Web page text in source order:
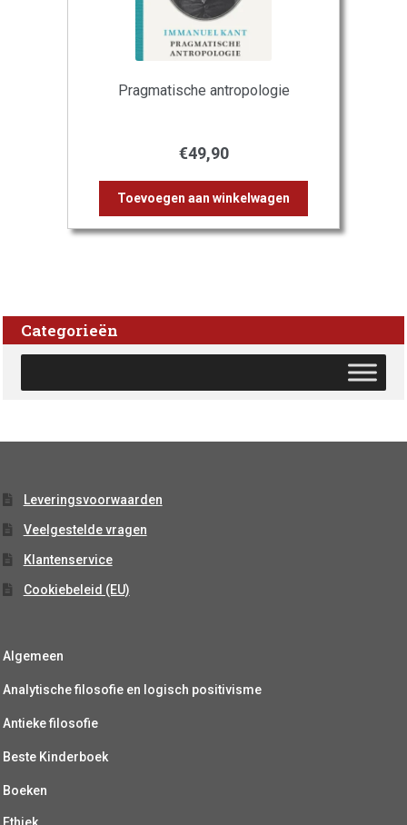
Pragmatische antropologie
€49,90
Toevoegen aan winkelwagen
Categorieën
Leveringsvoorwaarden
Veelgestelde vragen
Klantenservice
Cookiebeleid (EU)
Algemeen
Analytische filosofie en logisch positivisme
Antieke filosofie
Beste Kinderboek
Boeken